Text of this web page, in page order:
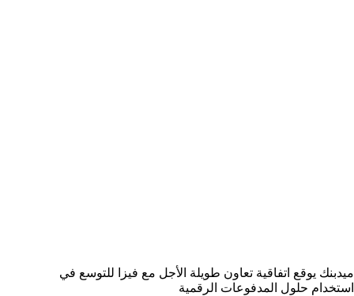
ميدبنك يوقع اتفاقية تعاون طويلة الأجل مع فيزا للتوسع في
استخدام حلول المدفوعات الرقمية